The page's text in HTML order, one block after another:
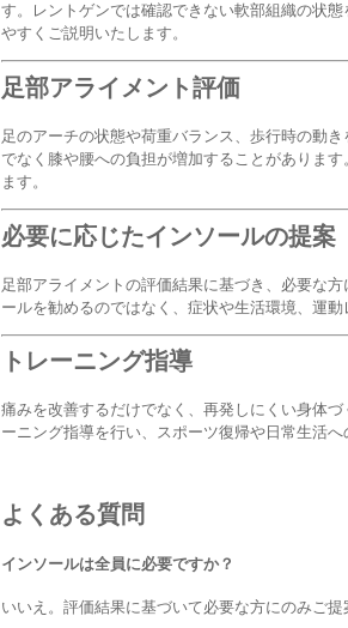
す。レントゲンでは確認できない軟部組織の状
やすくご説明いたします。
足部アライメント評価
足のアーチの状態や荷重バランス、歩行時の動
でなく膝や腰への負担が増加することがありま
ます。
必要に応じたインソールの提案
足部アライメントの評価結果に基づき、必要な
ールを勧めるのではなく、症状や生活環境、運
トレーニング指導
痛みを改善するだけでなく、再発しにくい身体
ーニング指導を行い、スポーツ復帰や日常生活へ
よくある質問
インソールは全員に必要ですか？
いいえ。評価結果に基づいて必要な方にのみご提